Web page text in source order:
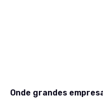
Onde grandes